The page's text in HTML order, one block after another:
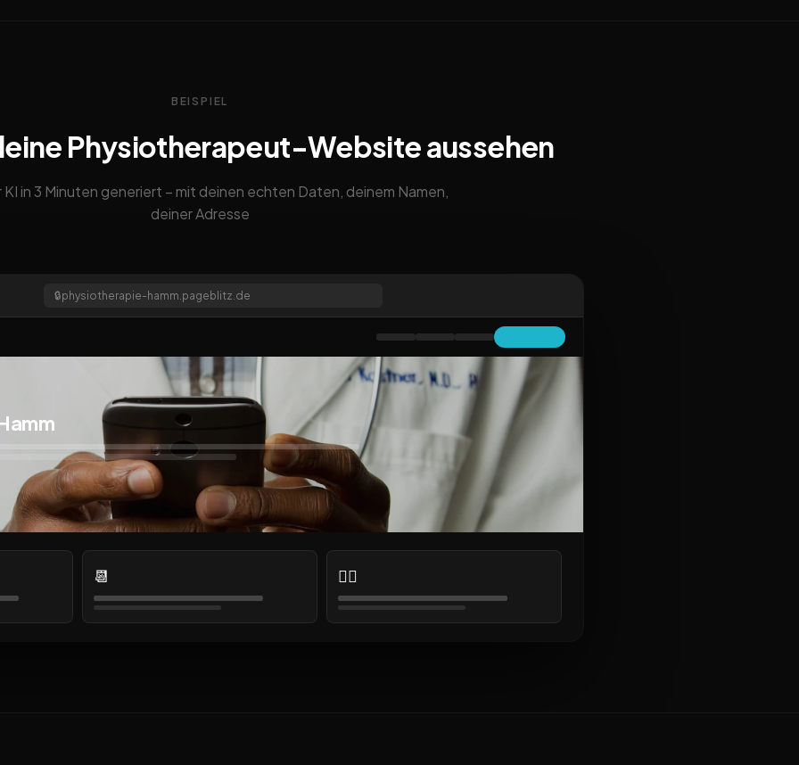
BEISPIEL
Physiotherapeut-Website aussehen
KI in 3 Minuten generiert – mit deinen echten Daten, deinem Namen,
deiner Adresse
🔒physiotherapie-hamm.pageblitz.de
📆 👩‍⚕️